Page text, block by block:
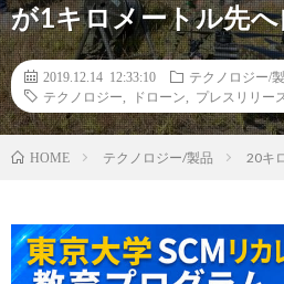
が1キロメートル先
2019.12.14 12:33:10
テクノロジー/
テクノロジー
ドローン プレスリリー
HOME テクノロジー/製品 20キ